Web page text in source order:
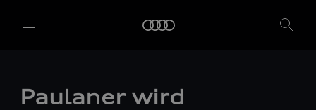
Paulaner wird